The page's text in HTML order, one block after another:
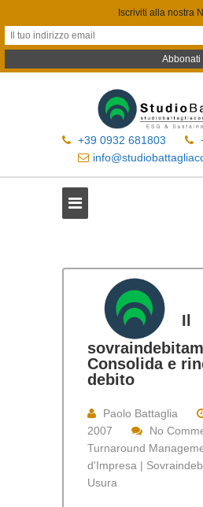
+39 0932 681803
Il
Consolida e
debito
Paolo Battaglia
2007
No
Turnaround
d'Impresa |
Usura
Iscriviti alla nostra